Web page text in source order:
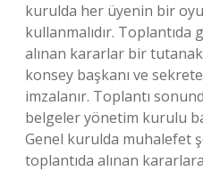
kurulda her üyenin bir
kullanmalıdır.
alınan kararlar bir
konsey başkanı ve
imzalanır. Toplantı
belgeler yönetim kurulu
Genel kurulda muhalefet
toplantıda alınan